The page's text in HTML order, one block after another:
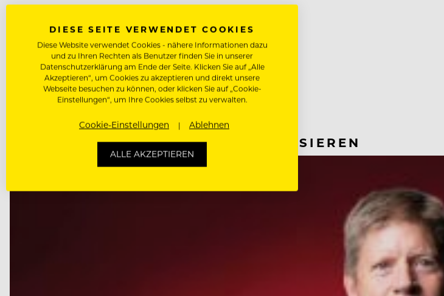
NÄCHSTER ARTIKEL
VORHERIGER ARTIKEL
DAS KÖNNTE DICH AUCH INTERESSIEREN
DIESE SEITE VERWENDET COOKIES
Diese Website verwendet Cookies - nähere Informationen dazu
und zu Ihren Rechten als Benutzer finden Sie in unserer
Datenschutzerklärung am Ende der Seite. Klicken Sie auf „Alle
Akzeptieren“, um Cookies zu akzeptieren und direkt unsere
Webseite besuchen zu können, oder klicken Sie auf „Cookie-
Einstellungen“, um Ihre Cookies selbst zu verwalten.
Cookie-Einstellungen Ablehnen
ALLE AKZEPTIEREN